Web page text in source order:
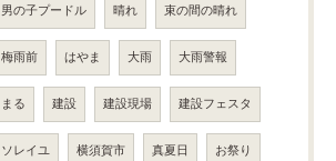
男の子プードル 晴れ 束の間の晴れ
梅雨前 はやま 大雨 大雨警報
まる 建設 建設現場 建設フェスタ
ソレイユ 横須賀市 真夏日 お祭り